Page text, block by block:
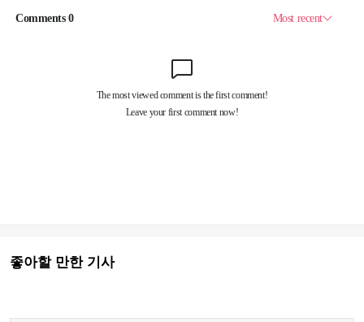
좋아할 만한 기사